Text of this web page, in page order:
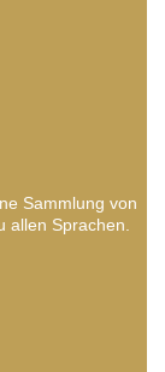
Sammlung von
allen Sprachen.